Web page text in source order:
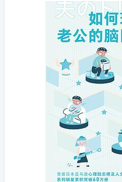
登录
没有账号？立即注册
用户名/手机号/邮箱
登录密码
记住登录
登
社交账